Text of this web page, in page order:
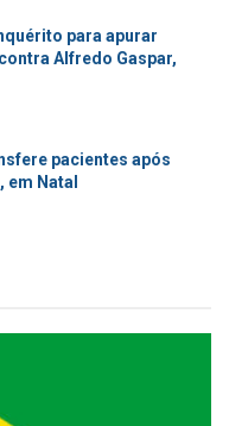
para apurar
Alfredo Gaspar,
pacientes após
em Natal